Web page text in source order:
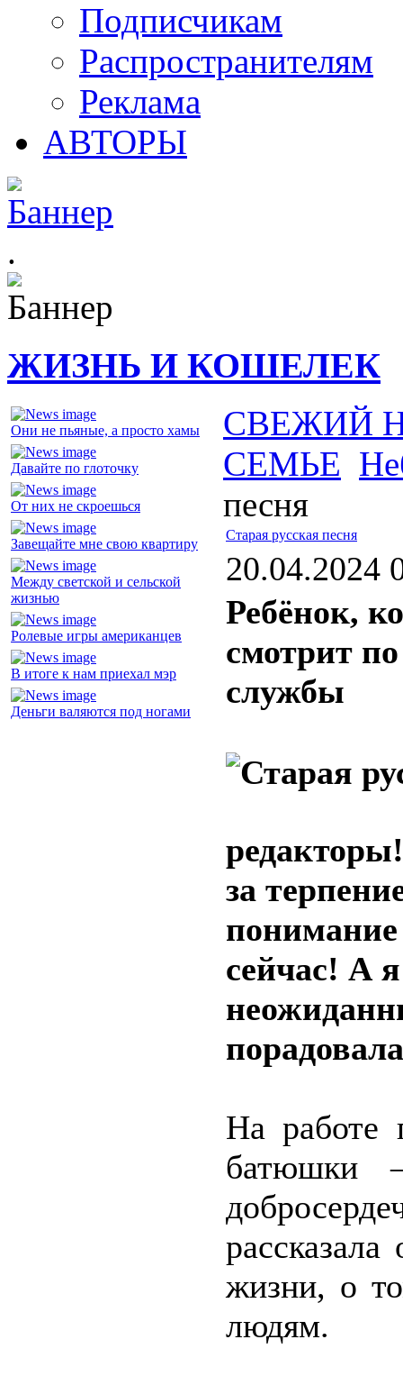
Подписчикам
Распространителям
Реклама
АВТОРЫ
.
ЖИЗНЬ И КОШЕЛЕК
Они не пьяные, а просто хамы
Давайте по глоточку
От них не скроешься
Завещайте мне свою квартиру
Между светской и сельской
жизнью
Ролевые игры американцев
В итоге к нам приехал мэр
Деньги валяются под ногами
СВЕЖИЙ
СЕМЬЕ
песня
Старая русская песня
20.04.2024
Ребёнок,
смотрит
службы
за
понимание
сейчас! А
На работе
батюшки
жизни, о
людям.